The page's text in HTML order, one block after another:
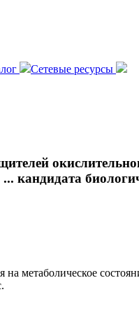
Сетевые ресурсы
кандидата
метаболическое